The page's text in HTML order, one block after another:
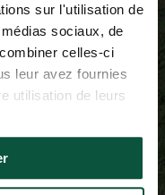
sur l'utilisation de
sociaux, de
celles-ci
leur avez fournies
utilisation de leurs